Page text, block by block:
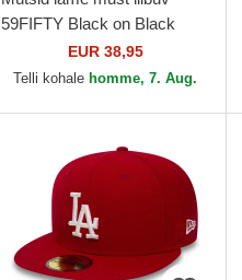
59FIFTY Black on Black
New York Yankees MLB
New Era
EUR 38,95
Telli kohale homme, 7. Aug.